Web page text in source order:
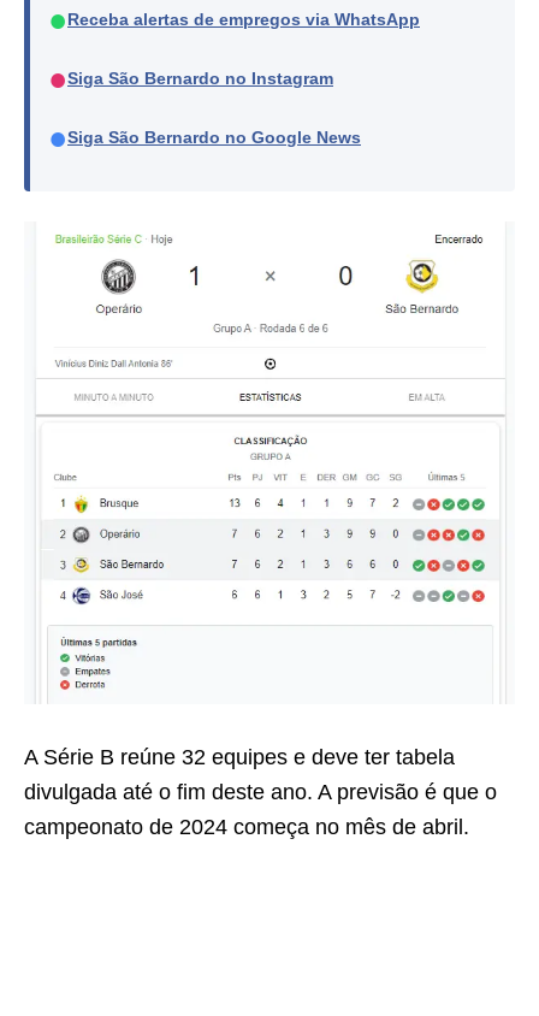
● Receba alertas de empregos via WhatsApp
●Siga São Bernardo no Instagram
●Siga São Bernardo no Google News
A Série B reúne 32 equipes e deve ter tabela
divulgada até o fim deste ano. A previsão é que o
campeonato de 2024 começa no mês de abril.